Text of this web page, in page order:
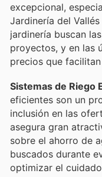
excepcional,
Jardinería del
jardinería buscan
proyectos, y en las
precios que
Sistemas de Riego
eficientes son un
inclusión en las
asegura gran
sobre el ahorro de
buscados durante
optimizar el